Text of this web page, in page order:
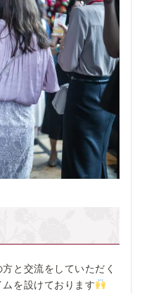
と交流をしていただく
を設けております